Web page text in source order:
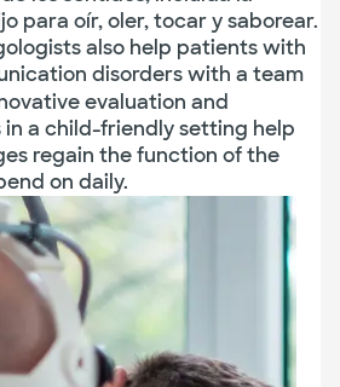
para oír, oler, tocar y saborear.
also help patients with
disorders with a team
evaluation and
a child-friendly setting help
regain the function of the
on daily.